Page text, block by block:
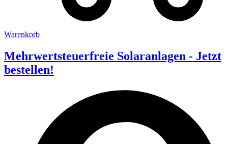
Warenkorb
Mehrwertsteuerfreie Solaranlagen - Jetzt
bestellen!